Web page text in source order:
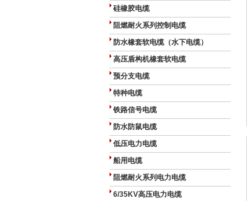
硅橡胶电缆
阻燃耐火系列控制电缆
防水橡套软电缆（水下电缆）
高压盾构机橡套软电缆
预分支电缆
特种电缆
铁路信号电缆
防水防鼠电缆
低压电力电缆
船用电缆
阻燃耐火系列电力电缆
6/35KV高压电力电缆